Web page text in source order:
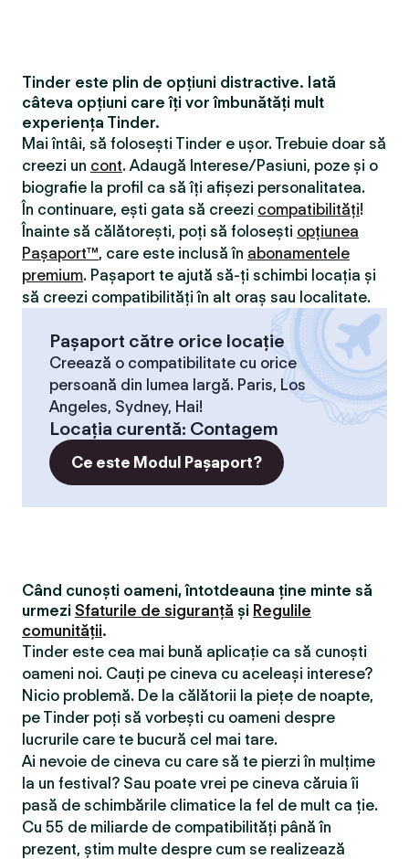
Tinder este plin de opțiuni distractive. Iată
câteva opțiuni care îți vor îmbunătăți mult
experiența Tinder.
Mai întâi, să folosești Tinder e ușor. Trebuie doar să
creezi un cont. Adaugă Interese/Pasiuni, poze și o
biografie la profil ca să îți afișezi personalitatea.
În continuare, ești gata să creezi compatibilităţi!
Înainte să călătorești, poți să folosești opțiunea
Pașaport™, care este inclusă în abonamentele
premium. Pașaport te ajută să-ți schimbi locația și
să creezi compatibilităţi în alt oraș sau localitate.
Pașaport către orice locație
Creează o compatibilitate cu orice
persoană din lumea largă. Paris, Los
Angeles, Sydney, Hai!
Locaţia curentă: Contagem
Ce este Modul Pașaport?
Când cunoști oameni, întotdeauna ține minte să
urmezi Sfaturile de siguranță și Regulile
comunității.
Tinder este cea mai bună aplicație ca să cunoști
oameni noi. Cauți pe cineva cu aceleași interese?
Nicio problemă. De la călătorii la piețe de noapte,
pe Tinder poți să vorbești cu oameni despre
lucrurile care te bucură cel mai tare.
Ai nevoie de cineva cu care să te pierzi în mulțime
la un festival? Sau poate vrei pe cineva căruia îi
pasă de schimbările climatice la fel de mult ca ție.
Cu 55 de miliarde de compatibilităţi până în
prezent, știm multe despre cum se realizează